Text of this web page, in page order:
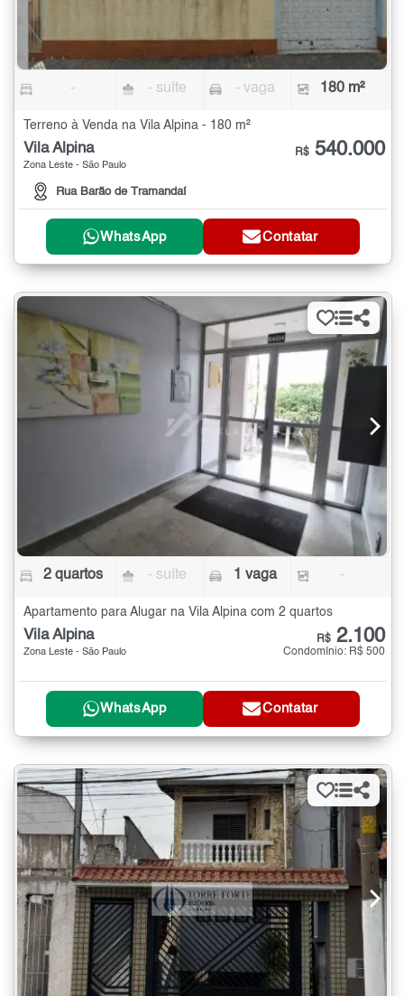
- - suíte - vaga 180 m²
Terreno à Venda na Vila Alpina - 180 m²
Vila Alpina
Zona Leste - São Paulo
Rua Barão de Tramandaí
R$ 540.000
WhatsApp Contatar
2 quartos - suíte 1 vaga -
Apartamento para Alugar na Vila Alpina com 2 quartos
Vila Alpina
Zona Leste - São Paulo
R$ 2.100
Condomínio: R$ 500
WhatsApp Contatar